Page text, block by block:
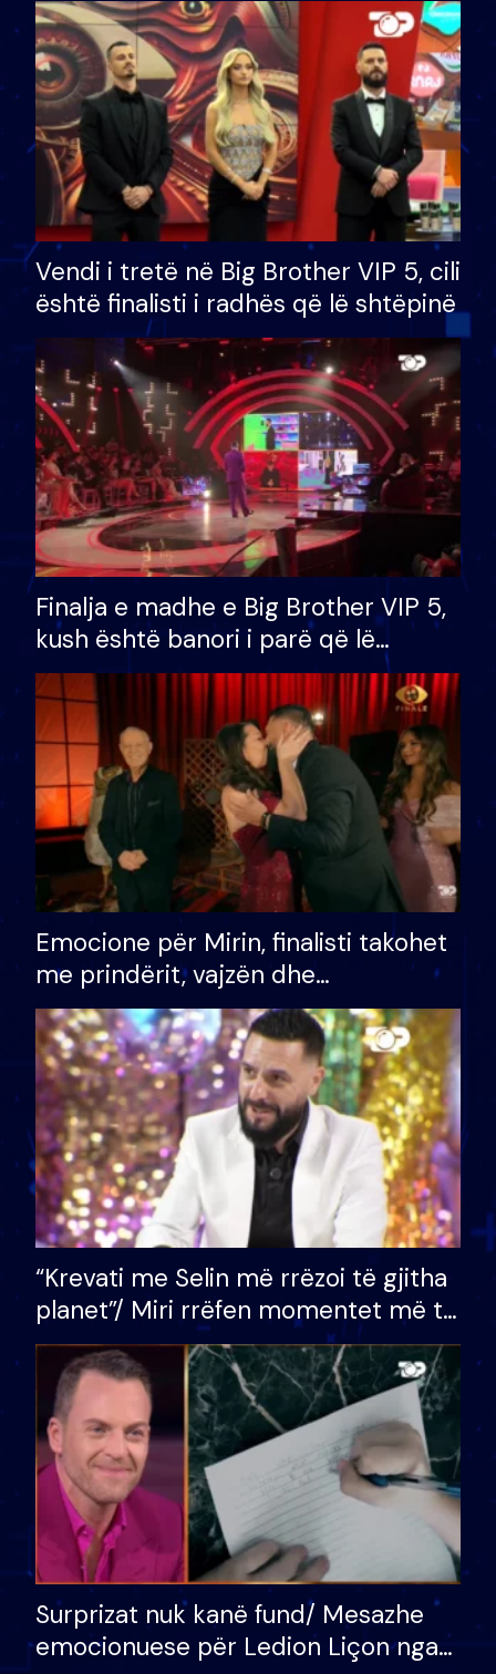
Vendi i tretë në Big Brother VIP 5, cili
është finalisti i radhës që lë shtëpinë
Finalja e madhe e Big Brother VIP 5,
kush është banori i parë që lë
shtëpinë dhe humb mundësinë për
të fituar çmimin e madh
Emocione për Mirin, finalisti takohet
me prindërit, vajzën dhe
bashkëshorten: S’kemi ndonjë letër
divorci apo jo?
“Krevati me Selin më rrëzoi të gjitha
planet”/ Miri rrëfen momentet më të
bukura në shtëpinë e BB VIP: Do më
mungojë zilja e mëngjesit kur…
Surprizat nuk kanë fund/ Mesazhe
emocionuese për Ledion Liçon nga